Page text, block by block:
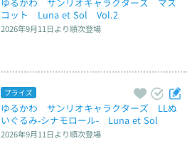
コット　Luna et Sol　Vol.2
2026年9月11日より順次登場
プライズ
ゆるかわ　サンリオキャラクターズ　LLぬ
いぐるみ‐シナモロール‐　Luna et Sol
2026年9月11日より順次登場